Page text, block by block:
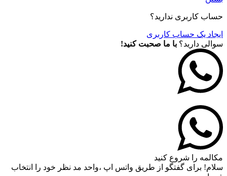
حساب کاربری ندارید؟
ایجاد یک حساب کاربری
سوالی دارید؟ با ما صحبت کنید!
مکالمه را شروع کنید
سلام! برای گفتگو از طریق واتس اپ ،واحد مد نظر خود را انتخاب